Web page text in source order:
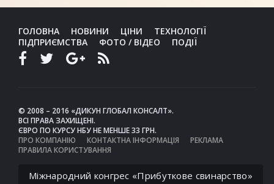
ГОЛОВНА НОВИНИ ЦІНИ
ТЕХНОЛОГІЇ
ПІДПРИЄМСТВА
ФОТО / ВІДЕО ПОДІЇ
© 2008 – 2016 «ДИКУН ГЛОБАЛ КОНСАЛТ».
ВСІ ПРАВА ЗАХИЩЕНІ.
ЄВРО ПО КУРСУ НБУ НЕ МЕНШЕ 33 ГРН.
ПРО КОМПАНІЮ
КОНТАКТНА ІНФОРМАЦІЯ
РЕКЛАМА
ПРАВИЛА КОРИСТУВАННЯ
Міжнародний конгрес «Прибуткове свинарство»